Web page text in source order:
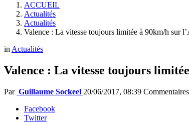
ACCUEIL
Actualités
Actualités
Valence : La vitesse toujours limitée à 90km/h sur
inActualités
Valence : La vitesse toujours
Par Guillaume Sockeel 20/06/2017, 08:39
Facebook
Twitter